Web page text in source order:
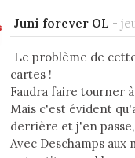
Juni forever OL -
Le problème de
cartes !
Faudra faire tourner
Mais c'est évident
derrière et j'en
Avec Deschamps